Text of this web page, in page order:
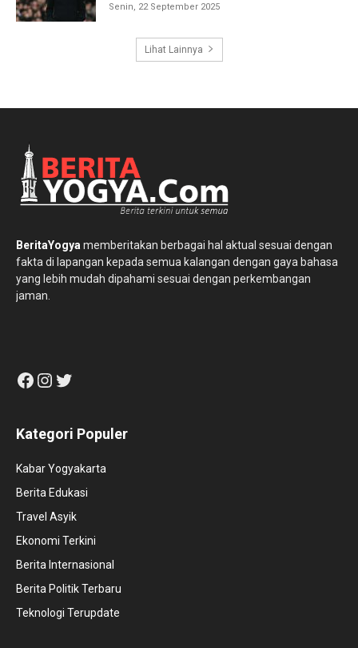
Senin, 22 September 2025
Lihat Lainnya
BeritaYogya memberitakan berbagai hal aktual sesuai dengan
fakta di lapangan kepada semua kalangan dengan gaya bahasa
yang lebih mudah dipahami sesuai dengan perkembangan
jaman.
Facebook
Instagram
Twitter
Kategori Populer
Kabar Yogyakarta
Berita Edukasi
Travel Asyik
Ekonomi Terkini
Berita Internasional
Berita Politik Terbaru
Teknologi Terupdate